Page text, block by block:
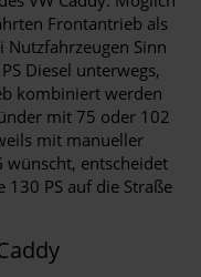
Frontantrieb als
Nutzfahrzeugen Sinn
Diesel unterwegs,
kombiniert werden
mit 75 oder 102
mit manueller
wünscht, entscheidet
130 PS auf die Straße